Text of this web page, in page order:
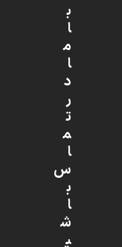
ب
ا
م
ا
د
ر
ت
م
ا
س
ب
ا
ش
ی